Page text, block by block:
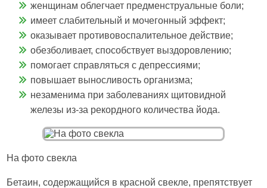
женщинам облегчает предменструальные боли;
имеет слабительный и мочегонный эффект;
оказывает противовоспалительное действие;
обезболивает, способствует выздоровлению;
помогает справляться с депрессиями;
повышает выносливость организма;
незаменима при заболеваниях щитовидной
железы из-за рекордного количества йода.
На фото свекла
Бетаин, содержащийся в красной свекле, препятствует